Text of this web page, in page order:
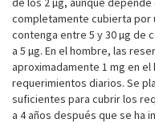
completamente cubierta por
contenga entre 5 y 30 µg de
a 5 µg. En el hombre, las
aproximadamente 1 mg en
requerimientos diarios. Se
suficientes para cubrir los
a 4 años después que se ha